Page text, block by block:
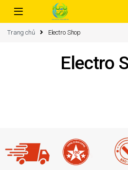
Trang chủ Electro Shop
Electro